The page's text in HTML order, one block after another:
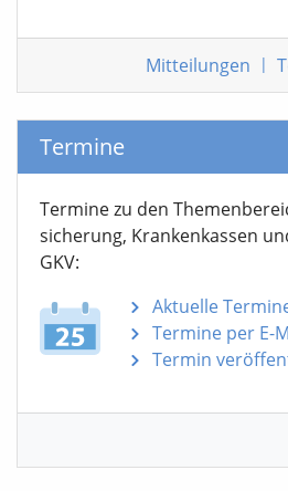
Mitteilungen |
Termine
Termine zu den
sicherung, Krankenkassen
GKV:
Aktuelle
Termine per E-
Termin